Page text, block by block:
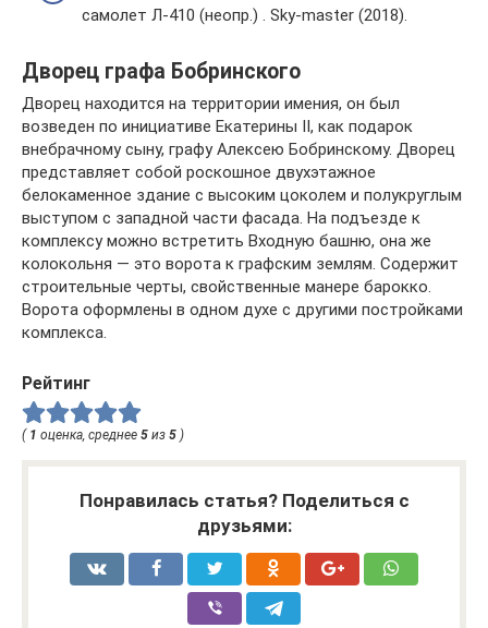
самолет Л-410 (неопр.) . Sky-master (2018).
Дворец графа Бобринского
Дворец находится на территории имения, он был
возведен по инициативе Екатерины II, как подарок
внебрачному сыну, графу Алексею Бобринскому. Дворец
представляет собой роскошное двухэтажное
белокаменное здание с высоким цоколем и полукруглым
выступом с западной части фасада. На подъезде к
комплексу можно встретить Входную башню, она же
колокольня — это ворота к графским землям. Содержит
строительные черты, свойственные манере барокко.
Ворота оформлены в одном духе с другими постройками
комплекса.
Рейтинг
( 1 оценка, среднее 5 из 5 )
Понравилась статья? Поделиться с
друзьями: